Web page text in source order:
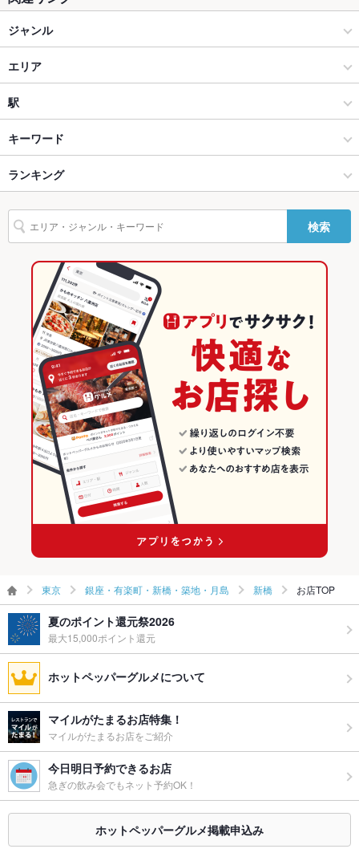
テラス席
貸切
設備
Wi-Fi
ー
駐車場
その他設備 －
その他
飲み放題 なし
食べ放題 なし
焼酎充実、日本酒充実
お子様連れ お子様連れ不可
ウェディン
グパーティ
ー二次会
－
－
ジャンル
居酒屋
立ち飲み
銀座・有楽町・新橋・築地・月島 × 居酒屋
銀座・有楽町・新橋・築地・月島 × 立ち飲み
新橋駅 × 居酒屋
新橋駅 × 立ち飲み
エリア
新橋
新橋 × 居酒屋
新橋 × 立ち飲み
東京
東京 × 居酒屋
東京 × 立ち飲み
駅
新橋駅
キーワード
からあげ
鶏皮 ステーキ ハンバーグ 餃子
ランキング
東京のグルメランキング
東京の居酒屋ランキング
東京の立ち飲みランキング
銀座・有楽町・新橋・築地・月島のグルメランキング
銀座・有楽町・新橋・築地・月島の居酒屋ランキング
新橋のグルメランキング
新橋の居酒屋ランキング
検索
東京 銀座・有楽町・新橋・築地・月島 新橋 お店TOP
夏のポイント還元祭2026
最大15,000ポイント還元
ホットペッパーグルメについて
マイルがたまるお店特集！
マイルがたまるお店をご紹介
今日明日予約できるお店
急ぎの飲み会でもネット予約OK！
ホットペッパーグルメ掲載申込み